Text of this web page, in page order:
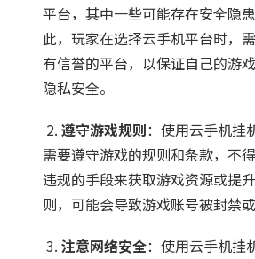
平台，其中一些可能存在安全隐
此，玩家在选择云手机平台时，
有信誉的平台，以保证自己的游
隐私安全。
2. 遵守游戏规则：使用云手机挂
需要遵守游戏的规则和条款，不
违规的手段来获取游戏资源或提
则，可能会导致游戏账号被封禁
3. 注意网络安全：使用云手机挂